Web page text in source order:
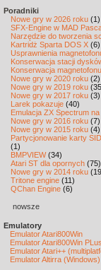
Poradniki
Nowe gry w 2026 roku (1)
SFX-Engine w MAD
Narzędzie do tworzenia
Kartridż Sparta DOS X (6)
Usprawnienia
Konserwacja stacji
Konserwacja
Nowe gry w 2020 roku (2)
Nowe gry w 2019 roku
Nowe gry w 2017 roku (3)
Larek pokazuje (40)
Emulacja ZX Spectrum na
Nowe gry w 2016 roku (7)
Nowe gry w 2015 roku (4)
Partycjonowanie karty
(1)
BMPVIEW(34)
Atari ST dla opornych (75)
Nowe gry w 2014 roku
Tritone engine (11)
QChan Engine (6)
nowsze
Emulatory
Emulator Atari800Win
Emulator Atari800Win
Emulator Atari++
Emulator Altirra (Windows)